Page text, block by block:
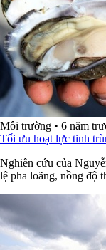
Môi trường • 6 năm
Tối ưu hoạt lực tinh
Nghiên cứu của
lệ pha loãng, nồng độ